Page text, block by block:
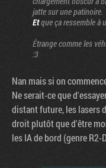
jatte sur une patinoire.
Etque ça ressemble à
Étrange comme les
:3
Nan mais si on
Ne serait-ce que
distant future, les lasers
droit plutôt que d'être
les IA de bord (genre R2-